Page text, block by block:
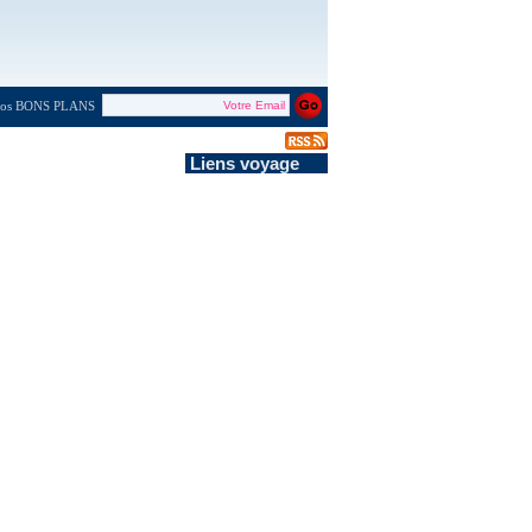
BONS PLANS
Liens voyage